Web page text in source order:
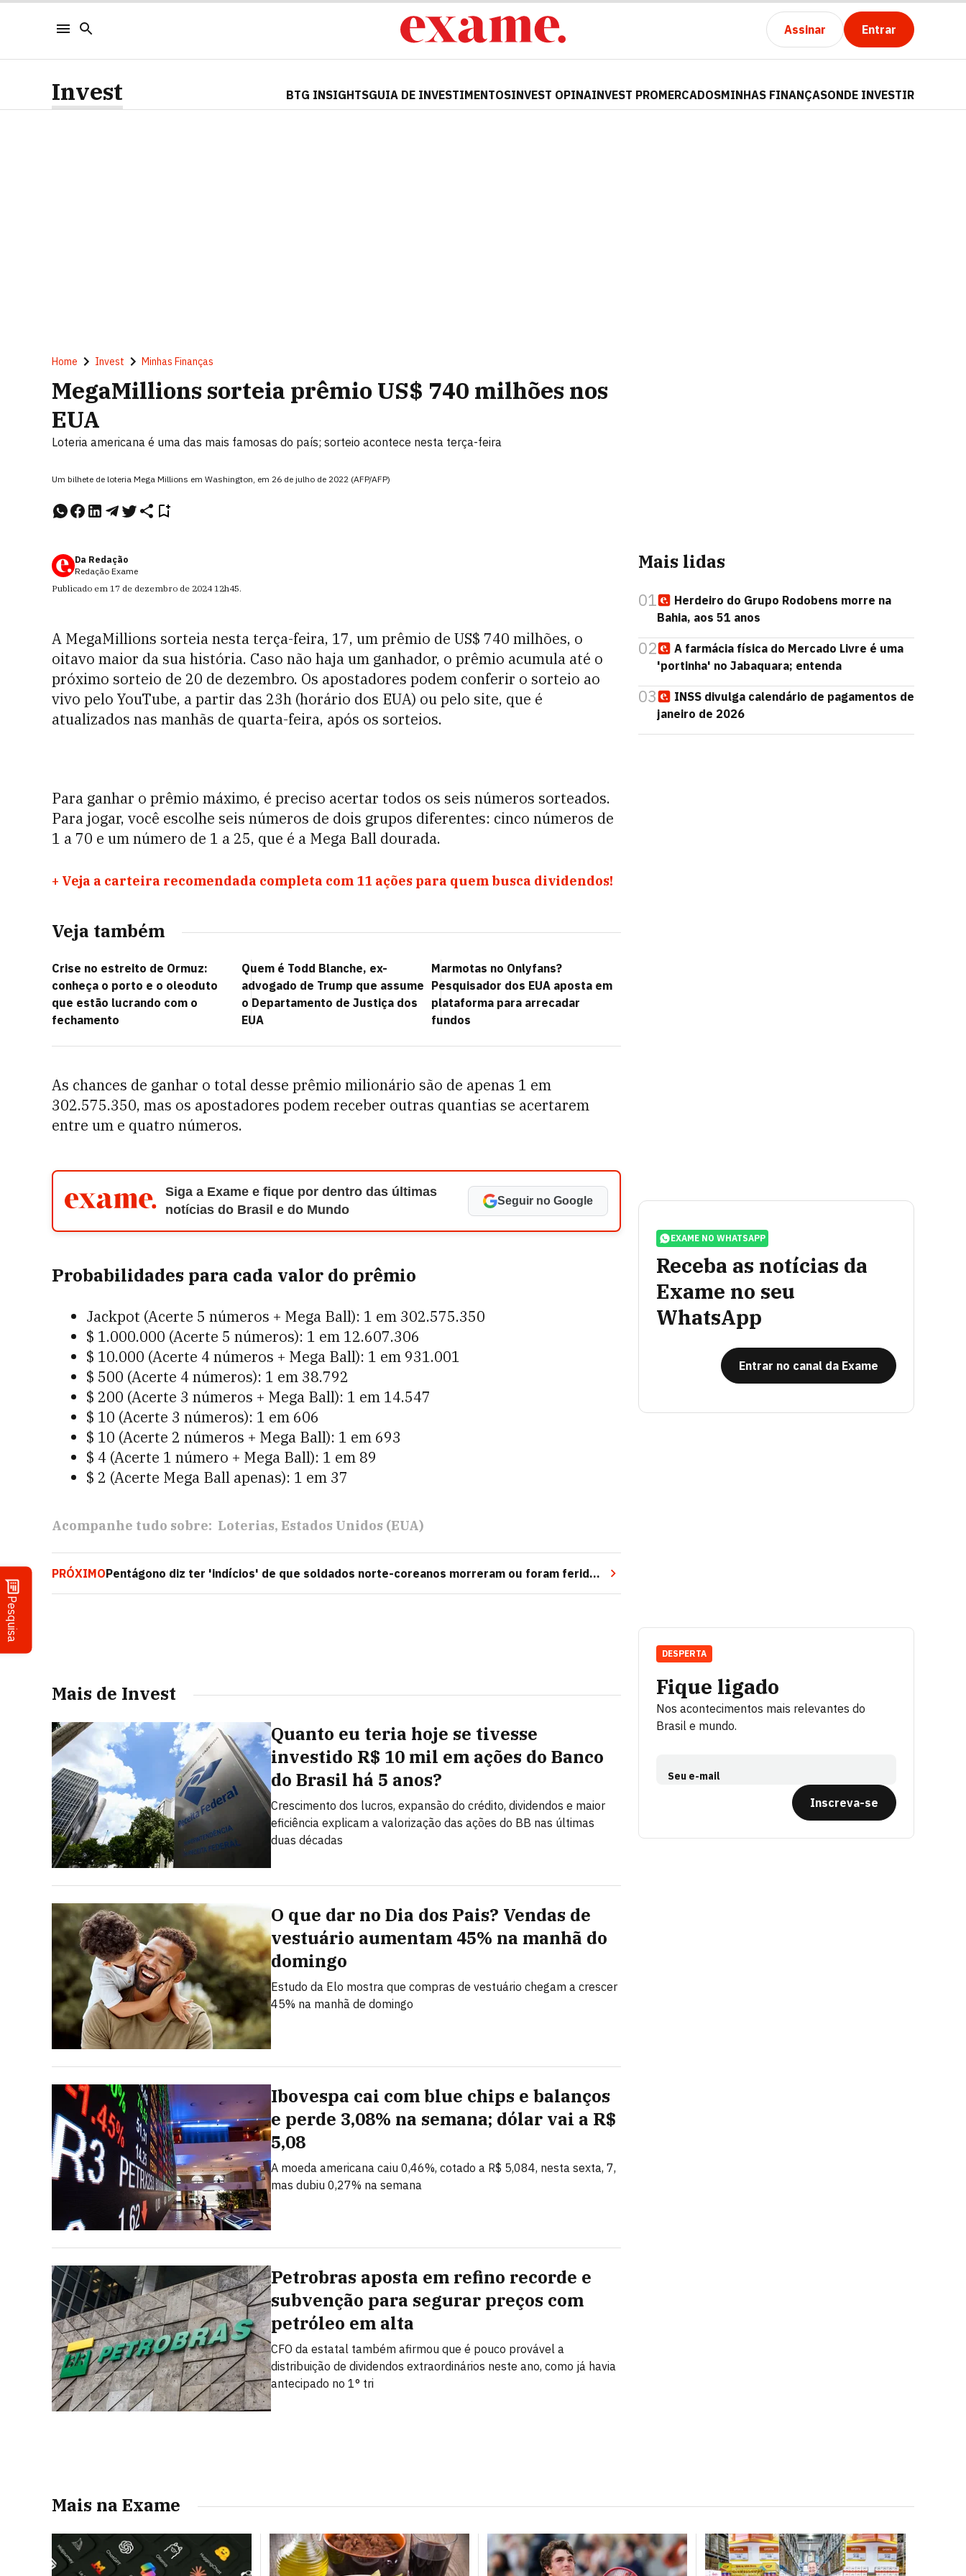
Assinar Entrar
Pesquisa
Invest BTG INSIGHTSGUIA DE INVESTIMENTOSINVEST OPINAINVEST PROMERCADOSMINHAS FINANÇASONDE INVESTIR
Home Invest Minhas Finanças
MegaMillions sorteia prêmio US$ 740 milhões nos
EUA
Loteria americana é uma das mais famosas do país; sorteio acontece nesta terça-feira
Um bilhete de loteria Mega Millions em Washington, em 26 de julho de 2022 (AFP/AFP)
Da Redação
Redação Exame
Publicado em 17 de dezembro de 2024 12h45.
A MegaMillions sorteia nesta terça-feira, 17, um prêmio de US$ 740 milhões, o
oitavo maior da sua história. Caso não haja um ganhador, o prêmio acumula até o
próximo sorteio de 20 de dezembro. Os apostadores podem conferir o sorteio ao
vivo pelo YouTube, a partir das 23h (horário dos EUA) ou pelo site, que é
atualizados nas manhãs de quarta-feira, após os sorteios.
Para ganhar o prêmio máximo, é preciso acertar todos os seis números sorteados.
Para jogar, você escolhe seis números de dois grupos diferentes: cinco números de
1 a 70 e um número de 1 a 25, que é a Mega Ball dourada.
+ Veja a carteira recomendada completa com 11 ações para quem busca dividendos!
Veja também
Crise no estreito de Ormuz:
conheça o porto e o oleoduto
que estão lucrando com o
fechamento
Quem é Todd Blanche, ex-
advogado de Trump que assume
o Departamento de Justiça dos
EUA
Marmotas no Onlyfans?
Pesquisador dos EUA aposta em
plataforma para arrecadar
fundos
As chances de ganhar o total desse prêmio milionário são de apenas 1 em
302.575.350, mas os apostadores podem receber outras quantias se acertarem
entre um e quatro números.
Siga a Exame e fique por dentro das últimas
notícias do Brasil e do Mundo
Seguir no Google
Probabilidades para cada valor do prêmio
Jackpot (Acerte 5 números + Mega Ball): 1 em 302.575.350
$ 1.000.000 (Acerte 5 números): 1 em 12.607.306
$ 10.000 (Acerte 4 números + Mega Ball): 1 em 931.001
$ 500 (Acerte 4 números): 1 em 38.792
$ 200 (Acerte 3 números + Mega Ball): 1 em 14.547
$ 10 (Acerte 3 números): 1 em 606
$ 10 (Acerte 2 números + Mega Ball): 1 em 693
$ 4 (Acerte 1 número + Mega Ball): 1 em 89
$ 2 (Acerte Mega Ball apenas): 1 em 37
Acompanhe tudo sobre: Loterias Estados Unidos (EUA)
PRÓXIMOPentágono diz ter 'indícios' de que soldados norte-coreanos morreram ou foram feridos
na Ucrânia
Mais de Invest
Quanto eu teria hoje se tivesse
investido R$ 10 mil em ações do Banco
do Brasil há 5 anos?
Crescimento dos lucros, expansão do crédito, dividendos e maior
eficiência explicam a valorização das ações do BB nas últimas
duas décadas
O que dar no Dia dos Pais? Vendas de
vestuário aumentam 45% na manhã do
domingo
Estudo da Elo mostra que compras de vestuário chegam a crescer
45% na manhã de domingo
Ibovespa cai com blue chips e balanços
e perde 3,08% na semana; dólar vai a R$
5,08
A moeda americana caiu 0,46%, cotado a R$ 5,084, nesta sexta, 7,
mas dubiu 0,27% na semana
Petrobras aposta em refino recorde e
subvenção para segurar preços com
petróleo em alta
CFO da estatal também afirmou que é pouco provável a
distribuição de dividendos extraordinários neste ano, como já havia
antecipado no 1° tri
Mais lidas
01
Herdeiro do Grupo Rodobens morre na
Bahia, aos 51 anos
02
A farmácia física do Mercado Livre é uma
'portinha' no Jabaquara; entenda
03
INSS divulga calendário de pagamentos de
janeiro de 2026
EXAME NO WHATSAPP
Receba as notícias da
Exame no seu
WhatsApp
Entrar no canal da Exame
Fique ligado
Nos acontecimentos mais relevantes do
Brasil e mundo.
Seu e-mail
Inscreva-se
DESPERTA
Mais na Exame